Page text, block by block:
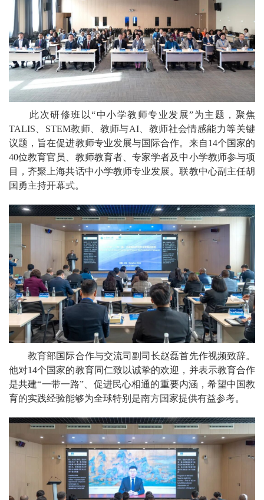
此次研修班以“中小学教师专业发展”为主题，聚焦
TALIS、STEM教师、教师与AI、教师社会情感能力等关键
议题，旨在促进教师专业发展与国际合作。来自14个国家的
40位教育官员、教师教育者、专家学者及中小学教师参与项
目，齐聚上海共话中小学教师专业发展。联教中心副主任胡
国勇主持开幕式。
教育部国际合作与交流司副司长赵磊首先作视频致辞。
他对14个国家的教育同仁致以诚挚的欢迎，并表示教育合作
是共建“一带一路”、促进民心相通的重要内涵，希望中国教
育的实践经验能够为全球特别是南方国家提供有益参考。